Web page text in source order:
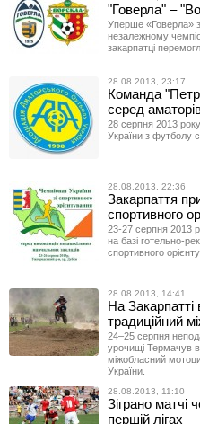
"Говерла" –
Уперше «Говерла»
незалежному
закарпатці
28.08.2013, 23:17
Команда
серед
28 серпня 2013 року
України з футболу
28.08.2013, 22:36
Закарпаття
спортивного
23-27 серпня 2013
на базі готельно-
спортивного
28.08.2013, 14:41
На Закарпатті
традиційний
24–25 серпня
урочищі Термачув
міжобласний
України.
28.08.2013, 11:10
Зіграно матчі
першій лігах